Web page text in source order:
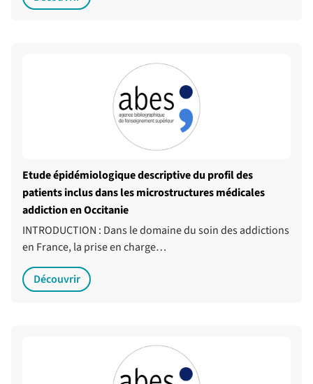
Etude épidémiologique descriptive du profil des
patients inclus dans les microstructures médicales
addiction en Occitanie
INTRODUCTION : Dans le domaine du soin des addictions
en France, la prise en charge…
Découvrir